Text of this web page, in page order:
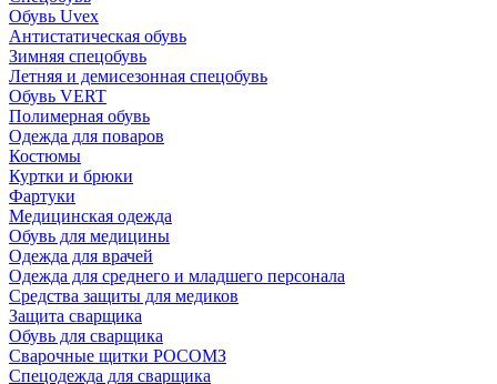
Обувь Uvex
Антистатическая обувь
Зимняя спецобувь
Летняя и демисезонная спецобувь
Обувь VERT
Полимерная обувь
Одежда для поваров
Костюмы
Куртки и брюки
Фартуки
Медицинская одежда
Обувь для медицины
Одежда для врачей
Одежда для среднего и младшего персонала
Средства защиты для медиков
Защита сварщика
Обувь для сварщика
Сварочные щитки РОСОМЗ
Спецодежда для сварщика